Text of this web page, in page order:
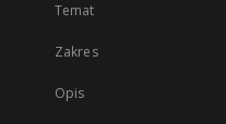
Temat
Zakres
Opis